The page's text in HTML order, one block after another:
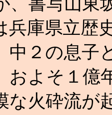
兵庫県立歴
中２の息子
よそ１億
な火砕流が